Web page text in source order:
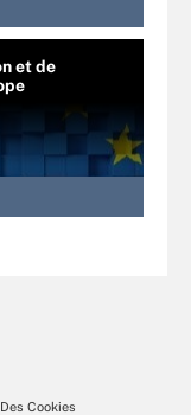
et de
Cookies